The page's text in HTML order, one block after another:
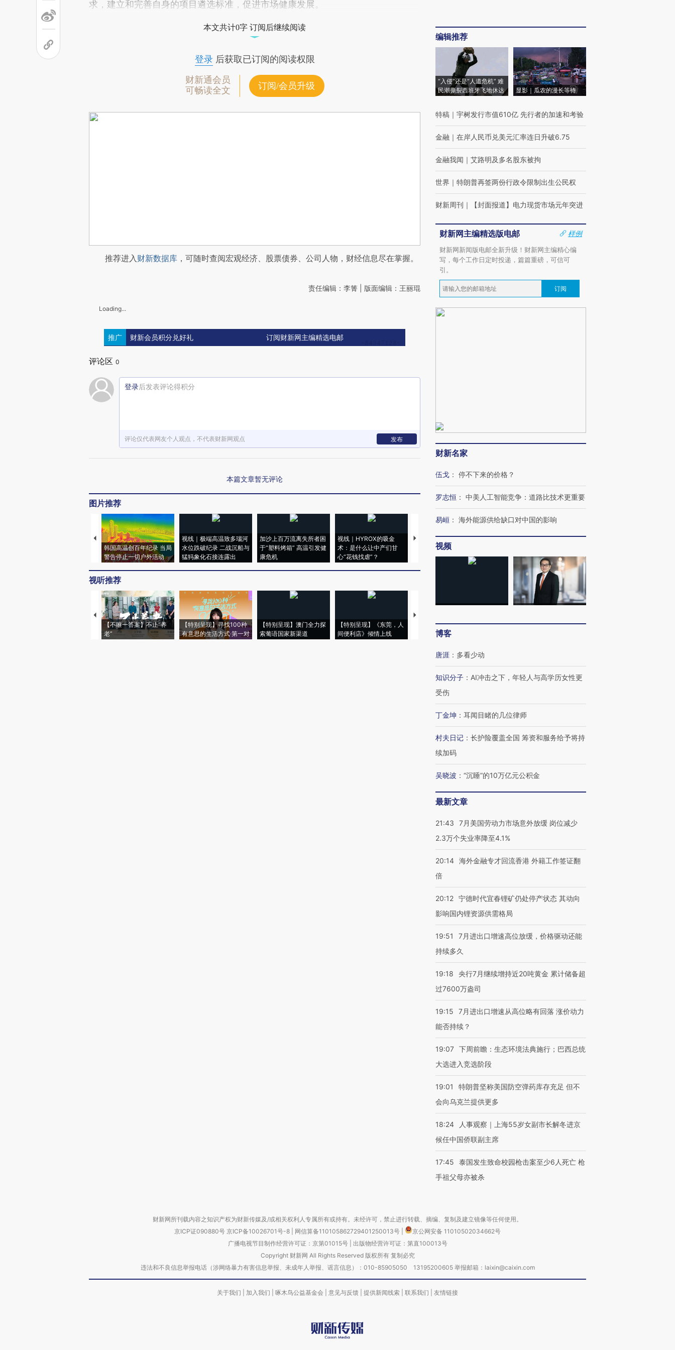
求，建立和完善自身的项目遴选标准，促进市场健康发展。
本文共计0字 订阅后继续阅读
登录后获取已订阅的阅读权限
财新通会员
可畅读全文
订阅/会员升级
推荐进入财新数据库 ，可随时查阅宏观经济、股票债券、公司人物，财经信息尽在掌握。
责任编辑：李箐 | 版面编辑：王丽琨
Loading...
推广 财新会员积分兑好礼 订阅财新网主编精选电邮
评论区 0
登录后发表评论得积分
评论仅代表网友个人观点，不代表财新网观点 发布
本篇文章暂无评论
图片推荐
韩国高温创百年纪录 当局
警告停止一切户外活动
视线｜极端高温致多瑙河
水位跌破纪录 二战沉船与
猛犸象化石接连露出
加沙上百万流离失所者困
于“塑料烤箱” 高温引发健
康危机
视线｜HYROX的吸金
术：是什么让中产们甘
心“花钱找虐”？
马航飞行员跨国走私7万
粒摇头丸 尿检体内含3种
视线｜被称为“蟑螂”的印
育部长拱下台
视线｜“入侵”还是“人道危
飞地休达
视听推荐
【不唯一答案】不止“养
老”
【特别呈现】寻找100种
有意思的生活方式·第一对
【特别呈现】澳门全力探
索葡语国家新渠道
【特别呈现】《东莞，人
间便利店》倾情上线
【推广】走进第四届链博
会，让数智科技“链”接产
【特别呈现】寻找100种
CFO：不靠规模取胜，华
编辑推荐
“入侵”还是“人道危机” 难
民潮撕裂西班牙飞地休达
显影｜瓜农的漫长等待
特稿 ｜ 宇树发行市值610亿 先行者的加速和考验
金融 ｜ 在岸人民币兑美元汇率连日升破6.75
金融我闻 ｜ 艾路明及多名股东被拘
世界 ｜ 特朗普再签两份行政令限制出生公民权
财新周刊 ｜ 【封面报道】电力现货市场元年突进
财新网主编精选版电邮
样例
财新网新闻版电邮全新升级！财新网主编精心编
写，每个工作日定时投递，篇篇重磅，可信可
引。
订阅
财新名家
伍戈 ： 停不下来的价格？
罗志恒 ： 中美人工智能竞争：道路比技术更重要
易峘 ： 海外能源供给缺口对中国的影响
视频
博客
唐涯 ： 多看少动
知识分子 ： AI冲击之下，年轻人与高学历女性更
受伤
丁金坤 ： 耳闻目睹的几位律师
村夫日记 ： 长护险覆盖全国 筹资和服务给予将持
续加码
吴晓波 ： “沉睡”的10万亿元公积金
最新文章
21:43
7月美国劳动力市场意外放缓 岗位减少
2.3万个失业率降至4.1%
20:14 海外金融专才回流香港 外籍工作签证翻
倍
20:12 宁德时代宜春锂矿仍处停产状态 其动向
影响国内锂资源供需格局
19:51
7月进出口增速高位放缓，价格驱动还能
持续多久
19:18
央行7月继续增持近20吨黄金 累计储备超
过7600万盎司
19:15
7月进出口增速从高位略有回落 涨价动力
能否持续？
19:07 下周前瞻：生态环境法典施行；巴西总统
大选进入竞选阶段
19:01
特朗普坚称美国防空弹药库存充足 但不
会向乌克兰提供更多
18:24
人事观察｜上海55岁女副市长解冬进京
候任中国侨联副主席
17:45
泰国发生致命校园枪击案至少6人死亡 枪
手祖父母亦被杀
财新网所刊载内容之知识产权为财新传媒及/或相关权利人专属所有或持有。未经许可，禁止进行转载、摘编、复制及建立镜像等任何使用。
京ICP证090880号 京ICP备10026701号-8 网信算备110105862729401250013号
京公网安备 11010502034662号
广播电视节目制作经营许可证：京第01015号| 出版物经营许可证：第直100013号
Copyright 财新网 All Rights Reserved 版权所有 复制必究
违法和不良信息举报电话（涉网络暴力有害信息举报、未成年人举报、谣言信息）：010-85905050 13195200605 举报邮箱：laixin@caixin.com
关于我们 加入我们 啄木鸟公益基金会 意见与反馈 提供新闻线索 联系我们 友情链接